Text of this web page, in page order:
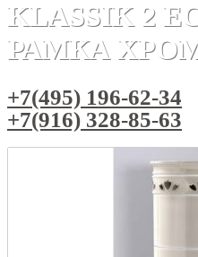
KLASSIK 2
РАМКА ХРОМ
+7(495) 196-62-34
+7(916) 328-85-63